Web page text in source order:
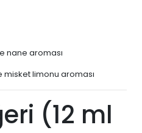
nane aroması
limonu aroması
(12 ml